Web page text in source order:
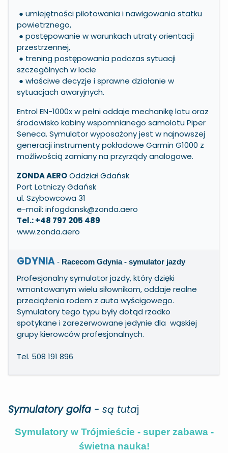
● umiejętności pilotowania i nawigowania statku
powietrznego,
● postępowanie w warunkach utraty orientacji
przestrzennej,
● trening postępowania podczas sytuacji
szczególnych w locie
● właściwe decyzje i sprawne działanie w
sytuacjach awaryjnych.
Entrol EN-1000x w pełni oddaje mechanikę lotu oraz
środowisko kabiny wspomnianego samolotu Piper
Seneca. Symulator wyposażony jest w najnowszej
generacji instrumenty pokładowe Garmin G1000 z
możliwością zamiany na przyrządy analogowe.
ZONDA AEROOddział Gdańsk
Port Lotniczy Gdańsk
ul. Szybowcowa 31
e-mail: infogdansk@zonda.aero
Tel.: +48 797 205 489
www.zonda.aero
GDYNIA - Racecom Gdynia - symulator jazdy
Profesjonalny symulator jazdy, który dzięki
wmontowanym wielu siłownikom, oddaje realne
przeciążenia rodem z auta wyścigowego.
Symulatory tego typu były dotąd rzadko
spotykane i zarezerwowane jedynie dla wąskiej
grupy kierowców profesjonalnych.
Tel. 508 191 896
Symulatory golfa - są tutaj
Symulatory w Trójmieście - super zabawa -
świetna nauka!